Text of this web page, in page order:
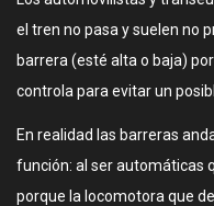
el tren no pasa y suelen no
barrera (esté alta o baja)
controla para evitar un
En realidad las barreras
función: al ser automáticas
porque la locomotora que